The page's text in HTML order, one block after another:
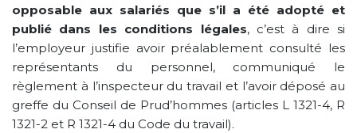
opposable aux salariés que s’il a été adopté et
publié dans les conditions légales, c’est à dire si
l’employeur justifie avoir préalablement consulté les
représentants du personnel, communiqué le
règlement à l’inspecteur du travail et l’avoir déposé au
greffe du Conseil de Prud’hommes (articles L 1321-4, R
1321-2 et R 1321-4 du Code du travail).